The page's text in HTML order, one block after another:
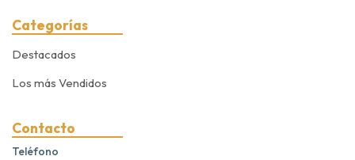
Categorías
Destacados
Los más Vendidos
Contacto
Teléfono